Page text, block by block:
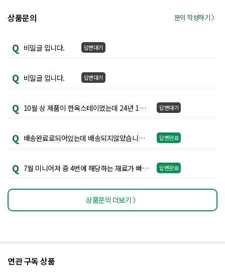
상품문의 문의 작성하기 〉
Q 비밀글 입니다. 답변대기
Q 비밀글 입니다. 답변대기
Q 10월 상 제품이 한옥스테이였는데 24년 1월 상 제품도 한옥스테이 인가요?? 답변대기
Q 배송완료로되어있는데 배송되지않았습니다. 확인부탁드립니다~ 답변완료
Q 7월 미니어쳐 중 4번에 해당하는 재료가 빠져있는데 확인부탁드립니다 답변완료
상품문의 더보기 〉
연관 구독 상품